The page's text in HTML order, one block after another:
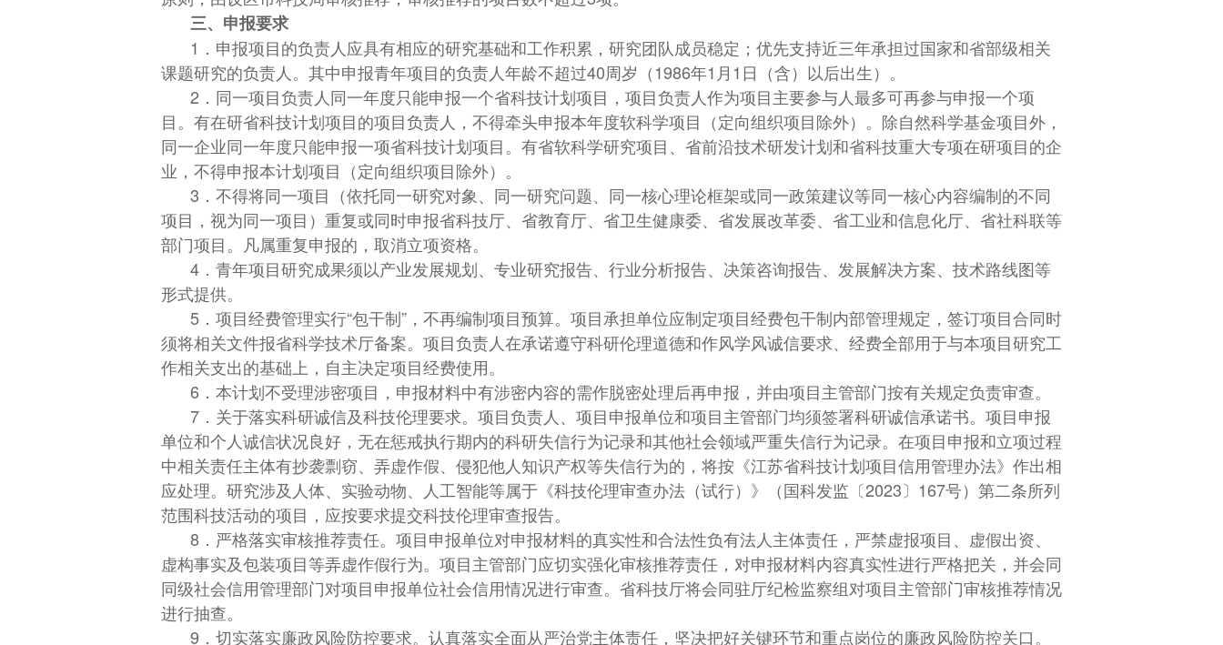
三、申报要求
1．申报项目的负责人应具有相应的研究基础和工作积累，研究团队成员稳定；优先支持近三年承担过国家和省部级相关
课题研究的负责人。其中申报青年项目的负责人年龄不超过40周岁（1986年1月1日（含）以后出生）。
2．同一项目负责人同一年度只能申报一个省科技计划项目，项目负责人作为项目主要参与人最多可再参与申报一个项
目。有在研省科技计划项目的项目负责人，不得牵头申报本年度软科学项目（定向组织项目除外）。除自然科学基金项目外，
同一企业同一年度只能申报一项省科技计划项目。有省软科学研究项目、省前沿技术研发计划和省科技重大专项在研项目的企
业，不得申报本计划项目（定向组织项目除外）。
3．不得将同一项目（依托同一研究对象、同一研究问题、同一核心理论框架或同一政策建议等同一核心内容编制的不同
项目，视为同一项目）重复或同时申报省科技厅、省教育厅、省卫生健康委、省发展改革委、省工业和信息化厅、省社科联等
部门项目。凡属重复申报的，取消立项资格。
4．青年项目研究成果须以产业发展规划、专业研究报告、行业分析报告、决策咨询报告、发展解决方案、技术路线图等
形式提供。
5．项目经费管理实行“包干制”，不再编制项目预算。项目承担单位应制定项目经费包干制内部管理规定，签订项目合同时
须将相关文件报省科学技术厅备案。项目负责人在承诺遵守科研伦理道德和作风学风诚信要求、经费全部用于与本项目研究工
作相关支出的基础上，自主决定项目经费使用。
6．本计划不受理涉密项目，申报材料中有涉密内容的需作脱密处理后再申报，并由项目主管部门按有关规定负责审查。
7．关于落实科研诚信及科技伦理要求。项目负责人、项目申报单位和项目主管部门均须签署科研诚信承诺书。项目申报
单位和个人诚信状况良好，无在惩戒执行期内的科研失信行为记录和其他社会领域严重失信行为记录。在项目申报和立项过程
中相关责任主体有抄袭剽窃、弄虚作假、侵犯他人知识产权等失信行为的，将按《江苏省科技计划项目信用管理办法》作出相
应处理。研究涉及人体、实验动物、人工智能等属于《科技伦理审查办法（试行）》（国科发监〔2023〕167号）第二条所列
范围科技活动的项目，应按要求提交科技伦理审查报告。
8．严格落实审核推荐责任。项目申报单位对申报材料的真实性和合法性负有法人主体责任，严禁虚报项目、虚假出资、
虚构事实及包装项目等弄虚作假行为。项目主管部门应切实强化审核推荐责任，对申报材料内容真实性进行严格把关，并会同
同级社会信用管理部门对项目申报单位社会信用情况进行审查。省科技厅将会同驻厅纪检监察组对项目主管部门审核推荐情况
进行抽查。
9．切实落实廉政风险防控要求。认真落实全面从严治党主体责任，坚决把好关键环节和重点岗位的廉政风险防控关口。